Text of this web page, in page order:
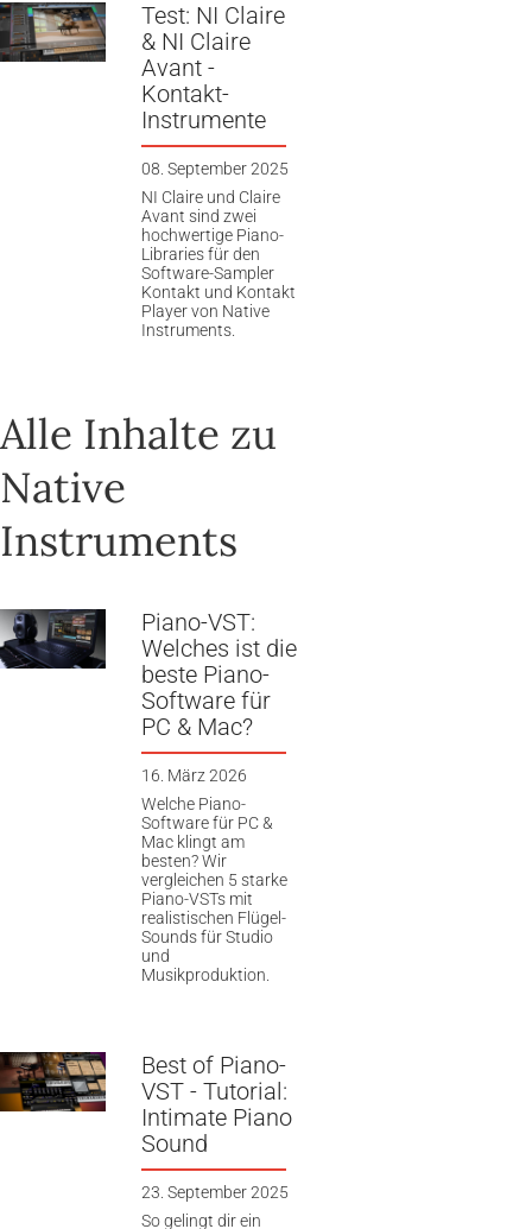
Test: NI Claire
& NI Claire
Avant -
Kontakt-
Instrumente
08. September 2025
NI Claire und Claire
Avant sind zwei
hochwertige Piano-
Libraries für den
Software-Sampler
Kontakt und Kontakt
Player von Native
Instruments.
Alle Inhalte zu
Native
Instruments
Piano-VST:
Welches ist die
beste Piano-
Software für
PC & Mac?
16. März 2026
Welche Piano-
Software für PC &
Mac klingt am
besten? Wir
vergleichen 5 starke
Piano-VSTs mit
realistischen Flügel-
Sounds für Studio
und
Musikproduktion.
Best of Piano-
VST - Tutorial:
Intimate Piano
Sound
23. September 2025
So gelingt dir ein